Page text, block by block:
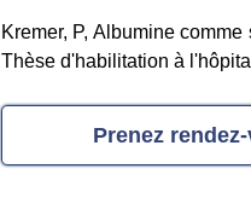
Kremer, P, Albumine
Thèse d'habilitation à
Prenez